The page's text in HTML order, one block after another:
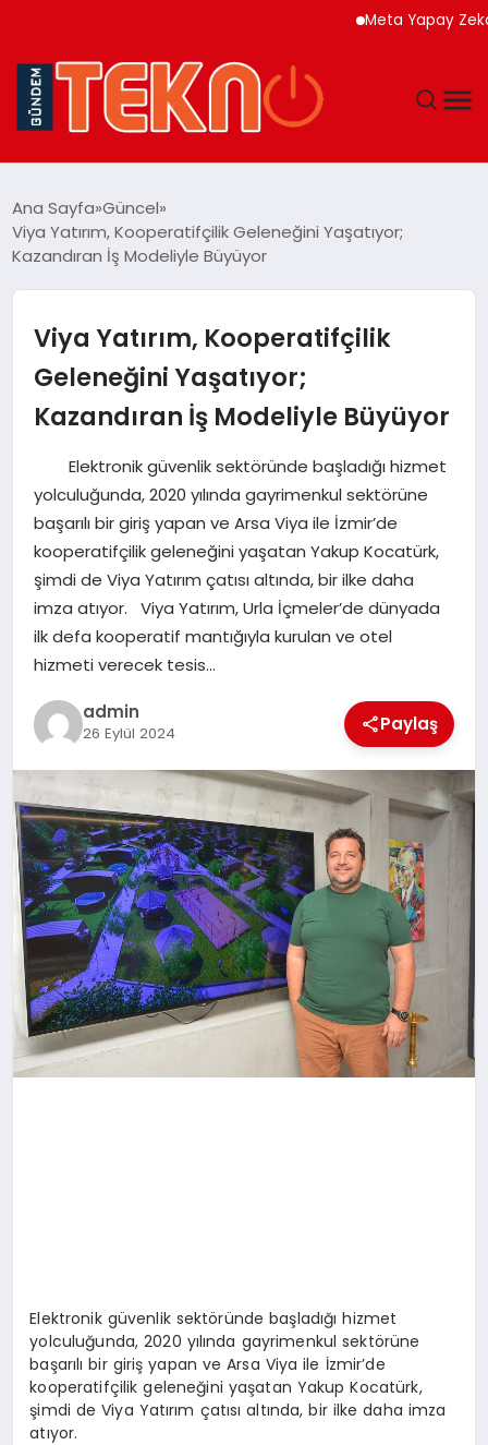
Meta Yapay Zeka
GÜNDEM
EĞITIM
EKONOMI
MAGAZIN
SAĞLIK
SIYASET
SPOR
YAŞAM
Ana Sayfa Güncel
Viya Yatırım, Kooperatifçilik Geleneğini Yaşatıyor;
Kazandıran İş Modeliyle Büyüyor
Viya Yatırım, Kooperatifçilik
Geleneğini Yaşatıyor;
Kazandıran İş Modeliyle Büyüyor
Elektronik güvenlik sektöründe başladığı hizmet
yolculuğunda, 2020 yılında gayrimenkul sektörüne
başarılı bir giriş yapan ve Arsa Viya ile İzmir’de
kooperatifçilik geleneğini yaşatan Yakup Kocatürk,
şimdi de Viya Yatırım çatısı altında, bir ilke daha
imza atıyor. Viya Yatırım, Urla İçmeler’de dünyada
ilk defa kooperatif mantığıyla kurulan ve otel
hizmeti verecek tesis…
admin
26 Eylül 2024 Paylaş
Elektronik güvenlik sektöründe başladığı hizmet
yolculuğunda, 2020 yılında gayrimenkul sektörüne
başarılı bir giriş yapan ve Arsa Viya ile İzmir’de
kooperatifçilik geleneğini yaşatan Yakup Kocatürk,
şimdi de Viya Yatırım çatısı altında, bir ilke daha imza
atıyor.